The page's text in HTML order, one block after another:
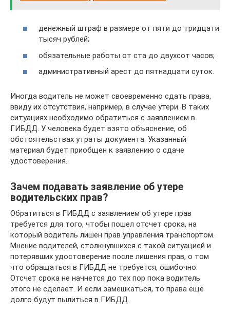
денежный штраф в размере от пяти до тридцати
тысяч рублей;
обязательные работы от ста до двухсот часов;
административный арест до пятнадцати суток.
Иногда водитель не может своевременно сдать права,
ввиду их отсутствия, например, в случае утери. В таких
ситуациях необходимо обратиться с заявлением в
ГИБДД. У человека будет взято объяснение, об
обстоятельствах утраты документа. Указанный
материал будет приобщен к заявлению о сдаче
удостоверения.
Зачем подавать заявление об утере
водительских прав?
Обратиться в ГИБДД с заявлением об утере прав
требуется для того, чтобы пошел отсчет срока, на
который водитель лишен прав управления транспортом.
Мнение водителей, столкнувшихся с такой ситуацией и
потерявших удостоверение после лишения прав, о том
что обращаться в ГИБДД не требуется, ошибочно.
Отсчет срока не начнется до тех пор пока водитель
этого не сделает. И если замешкаться, то права еще
долго будут пылиться в ГИБДД.